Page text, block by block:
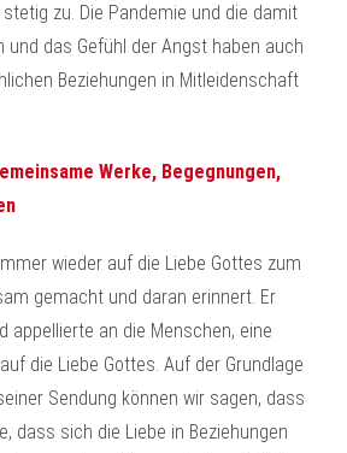
zu. Die Pandemie und die damit
und das Gefühl der Angst haben auch
Beziehungen in Mitleidenschaft
Werke, Begegnungen,
wieder auf die Liebe Gottes zum
gemacht und daran erinnert. Er
appellierte an die Menschen, eine
die Liebe Gottes. Auf der Grundlage
Sendung können wir sagen, dass
dass sich die Liebe in Beziehungen